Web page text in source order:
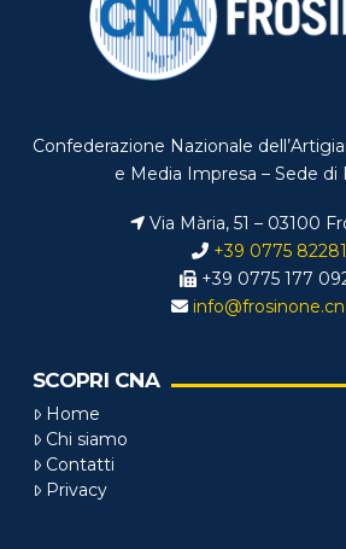
Confederazione Nazionale
e Media Impresa – Sede di
Via Mària, 51 – 03100
+39 0775 82281
+39 0775 177
SCOPRI CNA
Home
Chi siamo
Contatti
Privacy